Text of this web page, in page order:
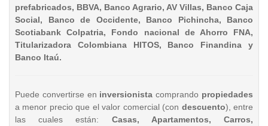
prefabricados, BBVA, Banco Agrario, AV Villas, Banco Caja
Social, Banco de Occidente, Banco Pichincha, Banco
Scotiabank Colpatria, Fondo nacional de Ahorro FNA,
Titularizadora Colombiana HITOS, Banco Finandina y
Banco Itaú.
Puede convertirse en inversionista comprando propiedades
a menor precio que el valor comercial (con descuento), entre
las cuales están: Casas, Apartamentos, Carros,